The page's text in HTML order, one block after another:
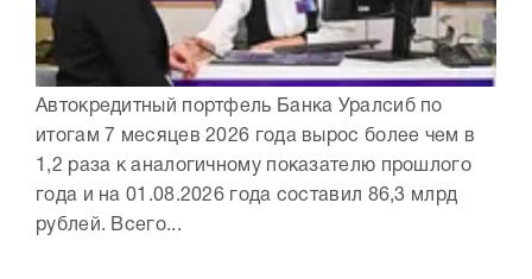
Автокредитный портфель Банка Уралсиб по
итогам 7 месяцев 2026 года вырос более чем в
1,2 раза к аналогичному показателю прошлого
года и на 01.08.2026 года составил 86,3 млрд
рублей. Всего...